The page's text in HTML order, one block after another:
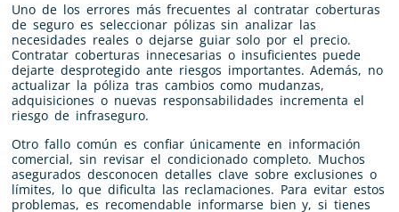
Uno de los errores más frecuentes al contratar coberturas
de seguro es seleccionar pólizas sin analizar las
necesidades reales o dejarse guiar solo por el precio.
Contratar coberturas innecesarias o insuficientes puede
dejarte desprotegido ante riesgos importantes. Además, no
actualizar la póliza tras cambios como mudanzas,
adquisiciones o nuevas responsabilidades incrementa el
riesgo de infraseguro.
Otro fallo común es confiar únicamente en información
comercial, sin revisar el condicionado completo. Muchos
asegurados desconocen detalles clave sobre exclusiones o
límites, lo que dificulta las reclamaciones. Para evitar estos
problemas, es recomendable informarse bien y, si tienes